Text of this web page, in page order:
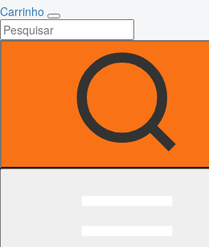
Carrinho